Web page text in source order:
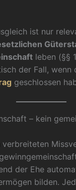
ist nur
leben (§§
der Fall, wenn
geschlossen
– kein
verbreiteten
der Ehe
bilden.